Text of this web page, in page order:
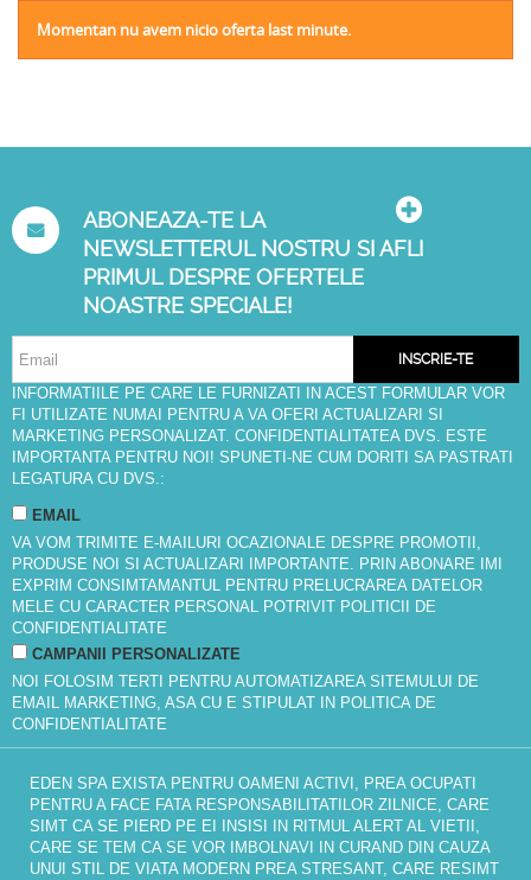
Momentan nu avem nicio oferta last minute.
ABONEAZA-TE LA
NEWSLETTERUL NOSTRU SI AFLI
PRIMUL DESPRE OFERTELE
NOASTRE SPECIALE!
INSCRIE-TE
INFORMATIILE PE CARE LE FURNIZATI IN ACEST FORMULAR VOR
FI UTILIZATE NUMAI PENTRU A VA OFERI ACTUALIZARI SI
MARKETING PERSONALIZAT. CONFIDENTIALITATEA DVS. ESTE
IMPORTANTA PENTRU NOI! SPUNETI-NE CUM DORITI SA PASTRATI
LEGATURA CU DVS.:
EMAIL
VA VOM TRIMITE E-MAILURI OCAZIONALE DESPRE PROMOTII,
PRODUSE NOI SI ACTUALIZARI IMPORTANTE. PRIN ABONARE IMI
EXPRIM CONSIMTAMANTUL PENTRU PRELUCRAREA DATELOR
MELE CU CARACTER PERSONAL POTRIVIT POLITICII DE
CONFIDENTIALITATE
CAMPANII PERSONALIZATE
NOI FOLOSIM TERTI PENTRU AUTOMATIZAREA SITEMULUI DE
EMAIL MARKETING, ASA CU E STIPULAT IN POLITICA DE
CONFIDENTIALITATE
EDEN SPA EXISTA PENTRU OAMENI ACTIVI, PREA OCUPATI
PENTRU A FACE FATA RESPONSABILITATILOR ZILNICE, CARE
SIMT CA SE PIERD PE EI INSISI IN RITMUL ALERT AL VIETII,
CARE SE TEM CA SE VOR IMBOLNAVI IN CURAND DIN CAUZA
UNUI STIL DE VIATA MODERN PREA STRESANT, CARE RESIMT